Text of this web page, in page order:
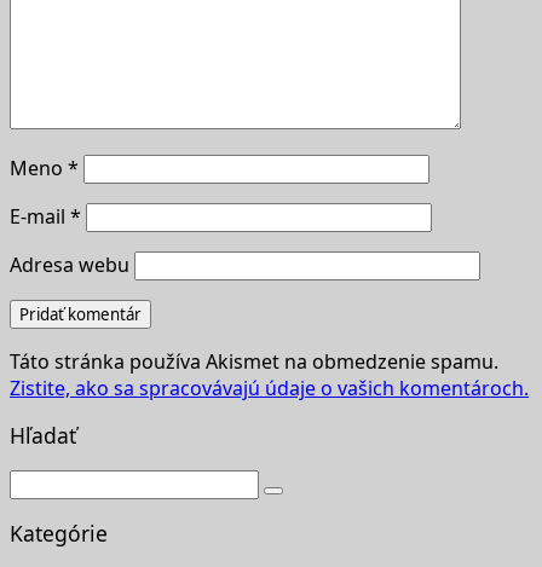
Meno *
E-mail *
Adresa webu
Táto stránka používa Akismet na obmedzenie spamu.
Zistite, ako sa spracovávajú údaje o vašich komentároch.
Hľadať
Kategórie